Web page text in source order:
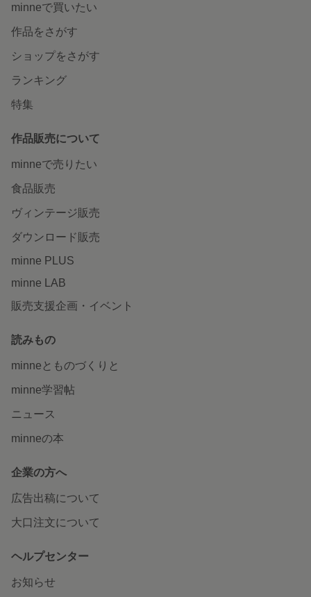
minneで買いたい
作品をさがす
ショップをさがす
ランキング
特集
作品販売について
minneで売りたい
食品販売
ヴィンテージ販売
ダウンロード販売
minne PLUS
minne LAB
販売支援企画・イベント
読みもの
minneとものづくりと
minne学習帖
ニュース
minneの本
企業の方へ
広告出稿について
大口注文について
ヘルプセンター
お知らせ